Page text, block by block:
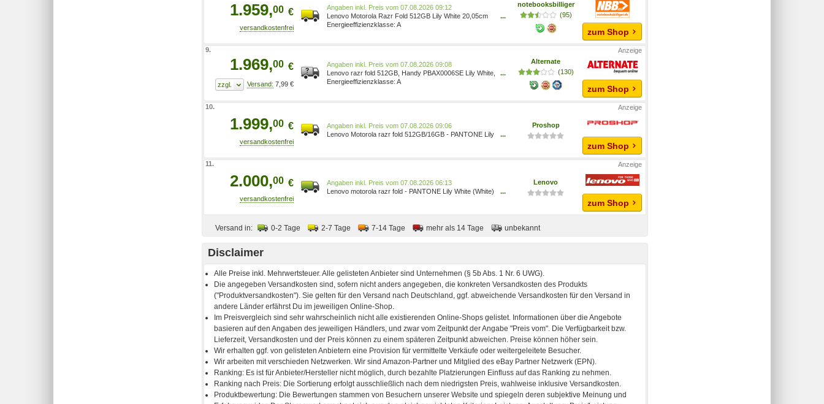
1.959,00 €
Preis vom 07.08.2026 09:12
Lenovo Motorola Razr Fold 512GB Lily White 20,05cm
(8,09 ) Haupt-Display, Android 16, 50MP Triple-Kamera
...
A
notebooksbilliger
(95)
zum Shop
9.
1.969,00 €
7,99 €
Preis vom 07.08.2026 09:08
Lenovo razr fold 512GB, Handy PBAX0006SE Lily White,
Android, 16 GB Prozessor: Qualcomm Snapdragon 8
...
A
Alternate
(130)
zum Shop
10.
1.999,00 €
Preis vom 07.08.2026 09:06
Lenovo Motorola razr fold 512GB/16GB - PANTONE Lily
...
Proshop
zum Shop
11.
2.000,00 €
Preis vom 07.08.2026 06:13
Lenovo motorola razr fold - PANTONE Lily White (White)
...
Lenovo
zum Shop
Versand in: 0-2 Tage 2-7 Tage 7-14 Tage mehr als 14 Tage unbekannt
Disclaimer